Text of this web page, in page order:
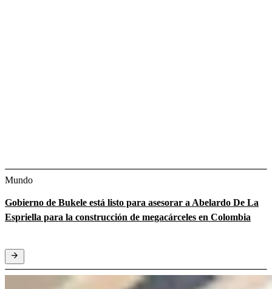
Mundo
Gobierno de Bukele está listo para asesorar a Abelardo De La
Espriella para la construcción de megacárceles en Colombia